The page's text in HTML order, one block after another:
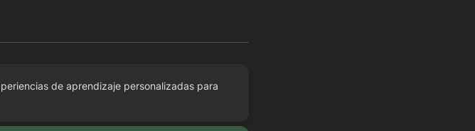
de aprendizaje personalizadas para